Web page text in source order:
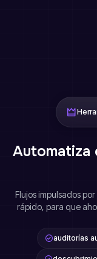
Automatiza
Flujos impulsados
rápido, para que
auditorías